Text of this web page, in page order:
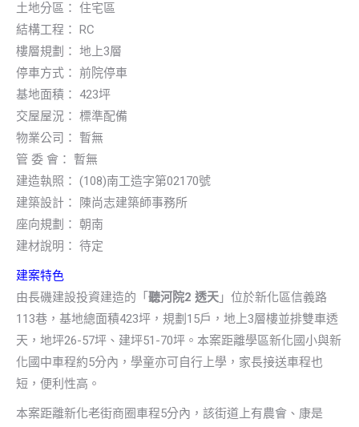
土地分區： 住宅區
結構工程： RC
樓層規劃： 地上3層
停車方式： 前院停車
基地面積： 423坪
交屋屋況： 標準配備
物業公司： 暫無
管 委 會： 暫無
建造執照： (108)南工造字第02170號
建築設計： 陳尚志建築師事務所
座向規劃： 朝南
建材說明： 待定
建案特色
由長磯建設投資建造的「 聽河院2 透天 」位於新化區信義路
113巷，基地總面積423坪，規劃15戶，地上3層樓並排雙車透
天，地坪26-57坪、建坪51-70坪。本案距離學區新化國小與新
化國中車程約5分內，學童亦可自行上學，家長接送車程也
短，便利性高。
本案距離新化老街商圈車程5分內，該街道上有農會、康是